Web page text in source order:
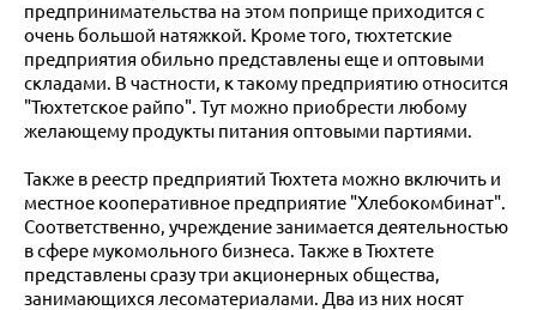
предпринимательства на этом поприще приходится с
очень большой натяжкой. Кроме того, тюхтетские
предприятия обильно представлены еще и оптовыми
складами. В частности, к такому предприятию относится
"Тюхтетское райпо". Тут можно приобрести любому
желающему продукты питания оптовыми партиями.
Также в реестр предприятий Тюхтета можно включить и
местное кооперативное предприятие "Хлебокомбинат".
Соответственно, учреждение занимается деятельностью
в сфере мукомольного бизнеса. Также в Тюхтете
представлены сразу три акционерных общества,
занимающихся лесоматериалами. Два из них носят